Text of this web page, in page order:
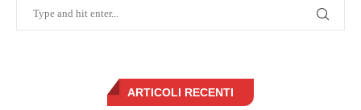
ARTICOLI RECENTI